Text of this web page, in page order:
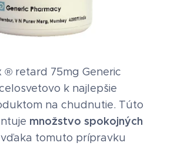
retard 75mg Generic
k najlepšie
na chudnutie. Túto
množstvo spokojných
tomuto prípravku